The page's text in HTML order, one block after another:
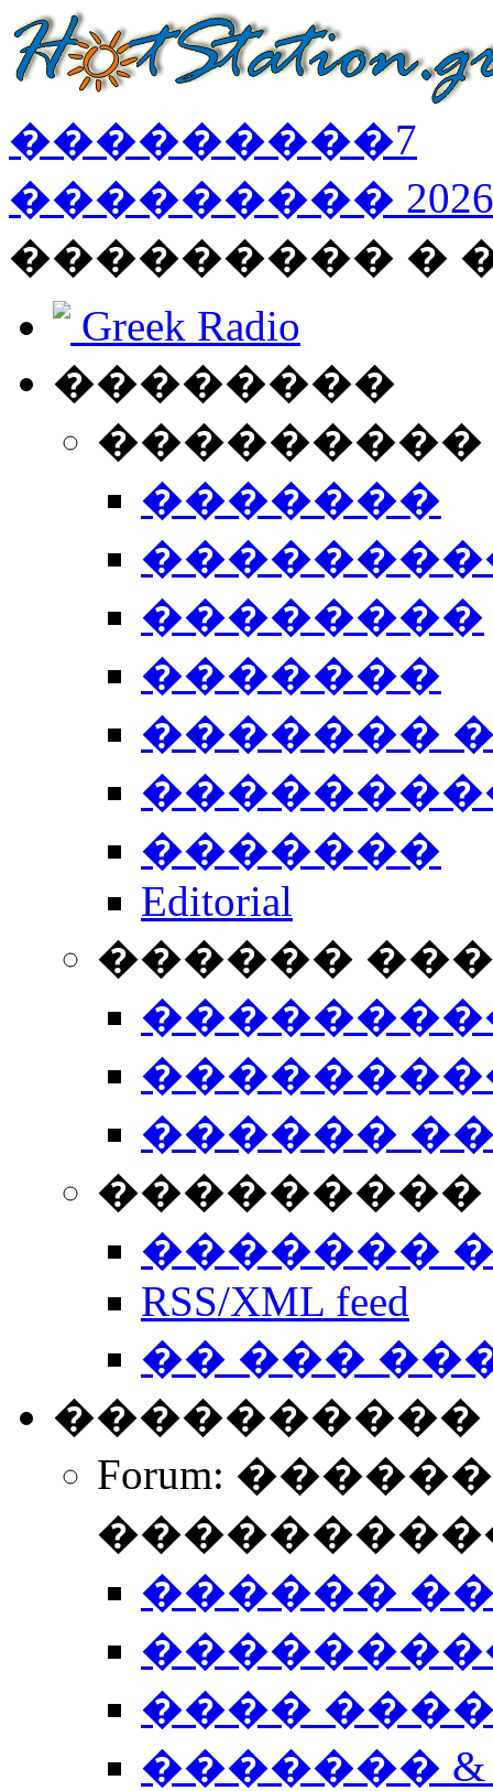
���������7
��������� 2026
��������� �
Greek Radio
��������
�������
��������
�������
�������
�������
Editorial
������
������
���������
�������
RSS/XML feed
�� ���
����������
Forum:
������
����
�������